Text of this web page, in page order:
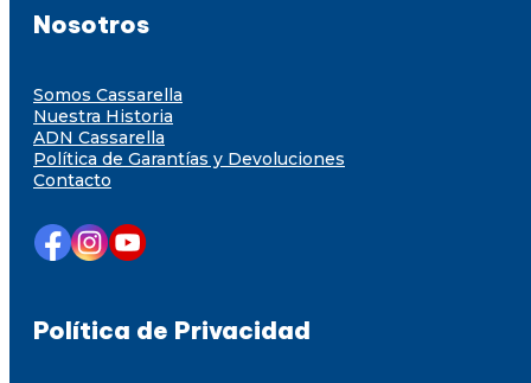
Nosotros
Somos Cassarella
Nuestra Historia
ADN Cassarella
Política de Garantías y Devoluciones
Contacto
Política de Privacidad